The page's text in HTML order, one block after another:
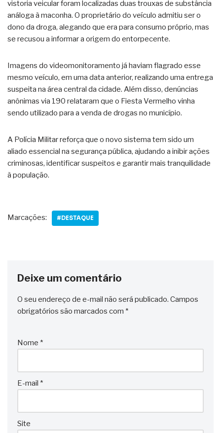
vistoria veicular foram localizadas duas trouxas de substância
análoga à maconha. O proprietário do veículo admitiu ser o
dono da droga, alegando que era para consumo próprio, mas
se recusou a informar a origem do entorpecente.
Imagens do videomonitoramento já haviam flagrado esse
mesmo veículo, em uma data anterior, realizando uma entrega
suspeita na área central da cidade. Além disso, denúncias
anônimas via 190 relataram que o Fiesta Vermelho vinha
sendo utilizado para a venda de drogas no município.
A Polícia Militar reforça que o novo sistema tem sido um
aliado essencial na segurança pública, ajudando a inibir ações
criminosas, identificar suspeitos e garantir mais tranquilidade
à população.
Marcações: #DESTAQUE
Deixe um comentário
O seu endereço de e-mail não será publicado. Campos
obrigatórios são marcados com *
Nome *
E-mail *
Site